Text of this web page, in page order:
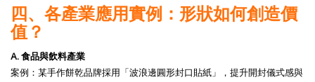
四、各產業應用實例：形狀如何創造價
值？
A. 食品與飲料產業
案例：某手作餅乾品牌採用「波浪邊圓形封口貼紙」，提升開封儀式感與